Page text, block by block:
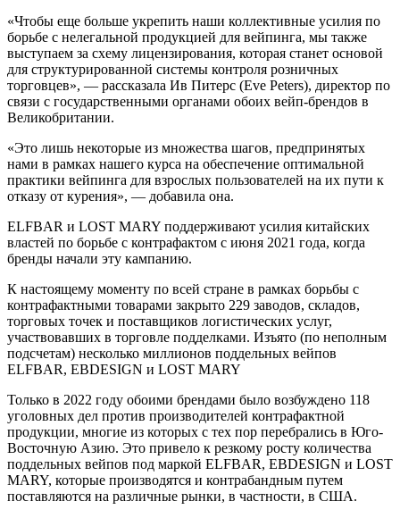
«Чтобы еще больше укрепить наши коллективные усилия по
борьбе с нелегальной продукцией для вейпинга, мы также
выступаем за схему лицензирования, которая станет основой
для структурированной системы контроля розничных
торговцев», — рассказала Ив Питерс (Eve Peters), директор по
связи с государственными органами обоих вейп-брендов в
Великобритании.
«Это лишь некоторые из множества шагов, предпринятых
нами в рамках нашего курса на обеспечение оптимальной
практики вейпинга для взрослых пользователей на их пути к
отказу от курения», — добавила она.
ELFBAR и LOST MARY поддерживают усилия китайских
властей по борьбе с контрафактом с июня 2021 года, когда
бренды начали эту кампанию.
К настоящему моменту по всей стране в рамках борьбы с
контрафактными товарами закрыто 229 заводов, складов,
торговых точек и поставщиков логистических услуг,
участвовавших в торговле подделками. Изъято (по неполным
подсчетам) несколько миллионов поддельных вейпов
ELFBAR, EBDESIGN и LOST MARY
Только в 2022 году обоими брендами было возбуждено 118
уголовных дел против производителей контрафактной
продукции, многие из которых с тех пор перебрались в Юго-
Восточную Азию. Это привело к резкому росту количества
поддельных вейпов под маркой ELFBAR, EBDESIGN и LOST
MARY, которые производятся и контрабандным путем
поставляются на различные рынки, в частности, в США.